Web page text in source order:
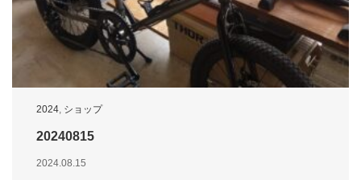
2024, ショップ
20240815
2024.08.15